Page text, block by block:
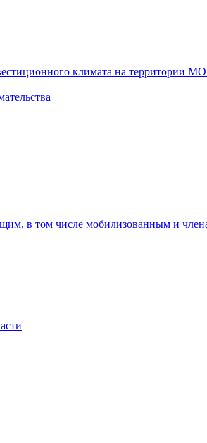
климата на территории
в том числе мобилизованным и